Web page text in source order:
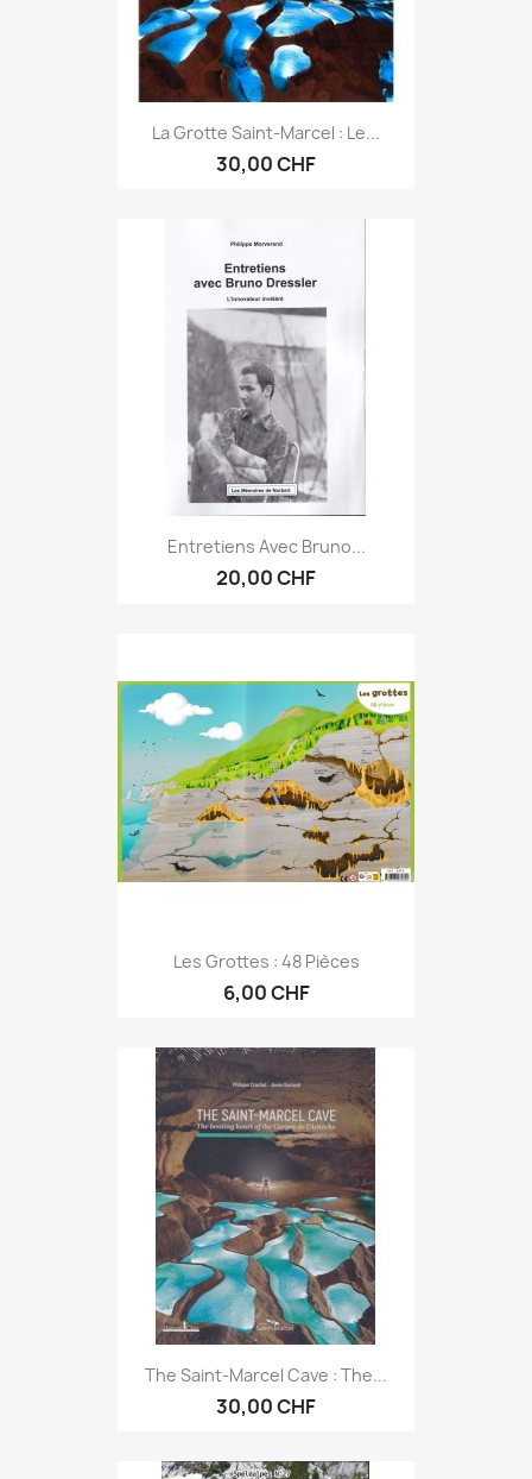
La Grotte Saint-Marcel : Le...
30,00 CHF
Entretiens Avec Bruno...
20,00 CHF
Les Grottes : 48 Pièces
6,00 CHF
The Saint-Marcel Cave : The...
30,00 CHF